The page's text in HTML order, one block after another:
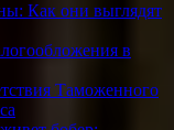
Как они выглядят
в
Таможенного